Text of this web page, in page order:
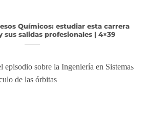
Químicos: estudiar esta carrera
sus salidas profesionales | 4×39